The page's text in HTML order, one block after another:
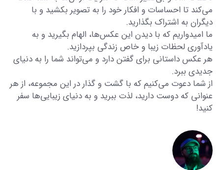
می‌کند تا احساسات و افکار خود را به تصویر بکشید و با
دیگران به اشتراک بگذارید.
ما امیدواریم که با دیدن این عکس‌ها، الهام بگیرید و به
یادآوری لحظات زیبا و خاص زندگی بپردازید.
هر عکس داستانی برای گفتن دارد و می‌تواند شما را به دنیای
جدیدی ببرد.
از شما دعوت می‌کنیم که با گشت و گذار در این مجموعه، از هر
عنوانی که دوست دارید، لذت ببرید و به دنیای زیبایی‌ها سفر
کنید!